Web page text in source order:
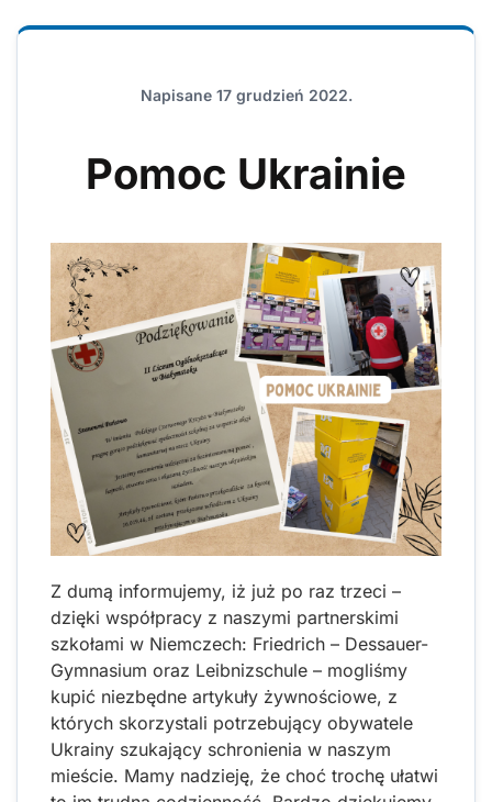
Napisane 17 grudzień 2022.
Pomoc Ukrainie
Z dumą informujemy, iż już po raz trzeci –
dzięki współpracy z naszymi partnerskimi
szkołami w Niemczech: Friedrich – Dessauer-
Gymnasium oraz Leibnizschule – mogliśmy
kupić niezbędne artykuły żywnościowe, z
których skorzystali potrzebujący obywatele
Ukrainy szukający schronienia w naszym
mieście. Mamy nadzieję, że choć trochę ułatwi